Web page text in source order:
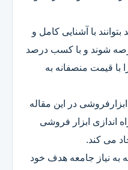
با آشنایی کامل و
شوند و با کسب درصد
با قیمت منصفانه به
در این مقاله
اندازی ابزار فروشی
می کند.
به نیاز جامعه هدف خود